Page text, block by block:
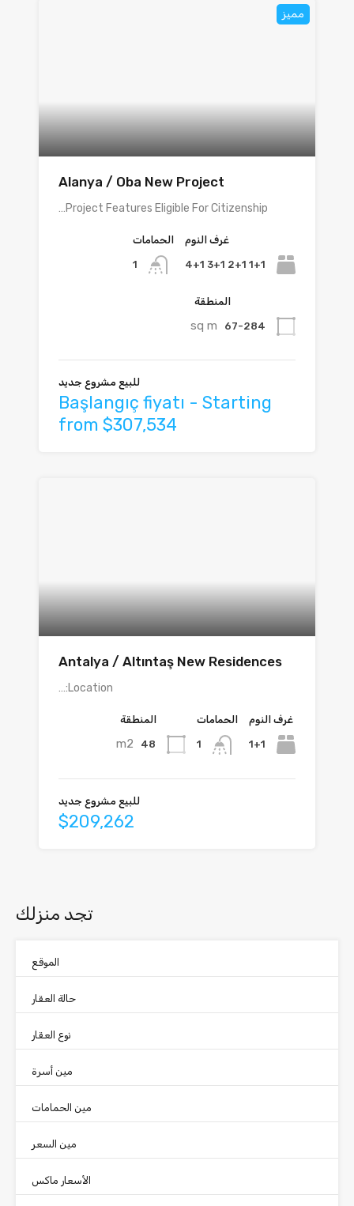
مميز
Alanya / Oba New Project
Project Features Eligible For Citizenship…
غرف النوم
1+1 2+1 3+1 4+1
الحمامات
1
المنطقة
67-284
sq m
للبيع مشروع جديد
Başlangıç fiyatı - Starting
from $307,534
Antalya / Altıntaş New Residences
غرف النوم
1+1
الحمامات
1
المنطقة
48
m2
للبيع مشروع جديد
$209,262
تجد منزلك
الموقع
حالة العقار
نوع العقار
مين أسرة
مين الحمامات
مين السعر
الأسعار ماكس